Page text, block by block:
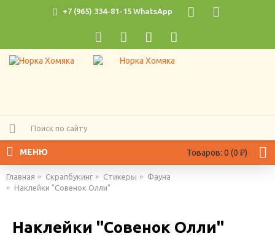
+7 (965) 334-81-15 WhatsApp
Товаров: 0 (0 ₽)
МЕНЮ
Главная Скрапбукинг Стикеры
Фауна
Наклейки "Совенок Олли"
Наклейки "Совенок Олли"